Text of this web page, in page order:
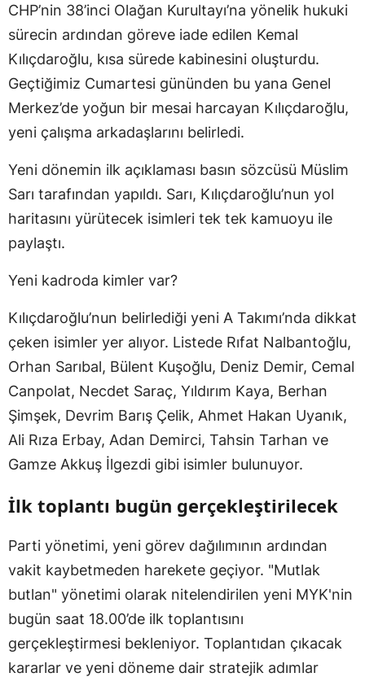
CHP’nin 38’inci Olağan Kurultayı’na yönelik hukuki
sürecin ardından göreve iade edilen Kemal
Kılıçdaroğlu, kısa sürede kabinesini oluşturdu.
Geçtiğimiz Cumartesi gününden bu yana Genel
Merkez’de yoğun bir mesai harcayan Kılıçdaroğlu,
yeni çalışma arkadaşlarını belirledi.
Yeni dönemin ilk açıklaması basın sözcüsü Müslim
Sarı tarafından yapıldı. Sarı, Kılıçdaroğlu’nun yol
haritasını yürütecek isimleri tek tek kamuoyu ile
paylaştı.
Yeni kadroda kimler var?
Kılıçdaroğlu’nun belirlediği yeni A Takımı’nda dikkat
çeken isimler yer alıyor. Listede Rıfat Nalbantoğlu,
Orhan Sarıbal, Bülent Kuşoğlu, Deniz Demir, Cemal
Canpolat, Necdet Saraç, Yıldırım Kaya, Berhan
Şimşek, Devrim Barış Çelik, Ahmet Hakan Uyanık,
Ali Rıza Erbay, Adan Demirci, Tahsin Tarhan ve
Gamze Akkuş İlgezdi gibi isimler bulunuyor.
İlk toplantı bugün gerçekleştirilecek
Parti yönetimi, yeni görev dağılımının ardından
vakit kaybetmeden harekete geçiyor. "Mutlak
butlan" yönetimi olarak nitelendirilen yeni MYK'nin
bugün saat 18.00’de ilk toplantısını
gerçekleştirmesi bekleniyor. Toplantıdan çıkacak
kararlar ve yeni döneme dair stratejik adımlar